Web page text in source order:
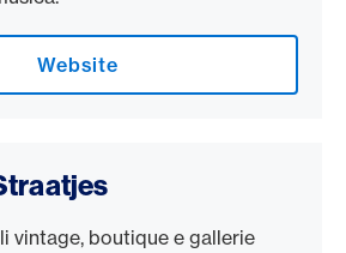
Website
vintage, boutique e gallerie